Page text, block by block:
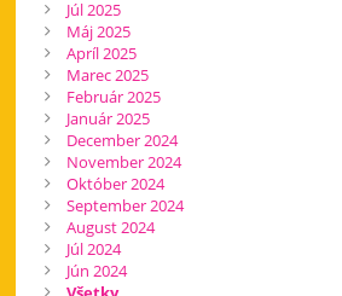
Júl 2025
Máj 2025
Apríl 2025
Marec 2025
Február 2025
Január 2025
December 2024
November 2024
Október 2024
September 2024
August 2024
Júl 2024
Jún 2024